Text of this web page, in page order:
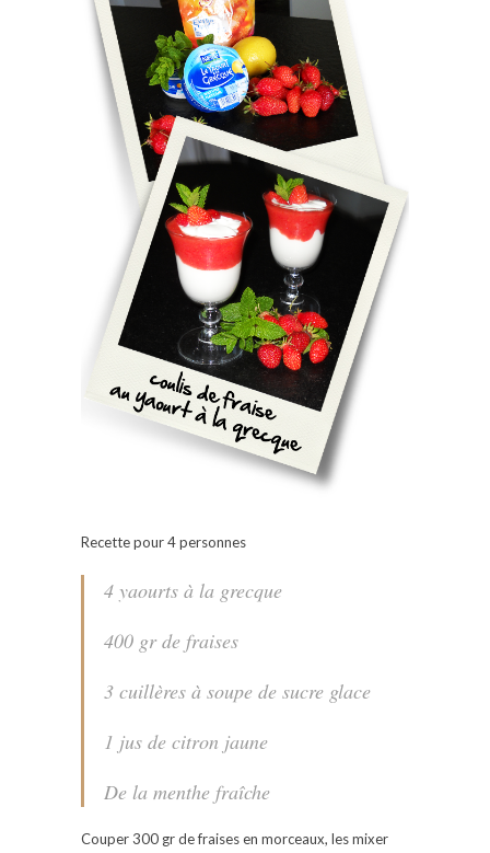
Recette pour 4 personnes
4 yaourts à la grecque
400 gr de fraises
3 cuillères à soupe de sucre glace
1 jus de citron jaune
De la menthe fraîche
Couper 300 gr de fraises en morceaux, les mixer